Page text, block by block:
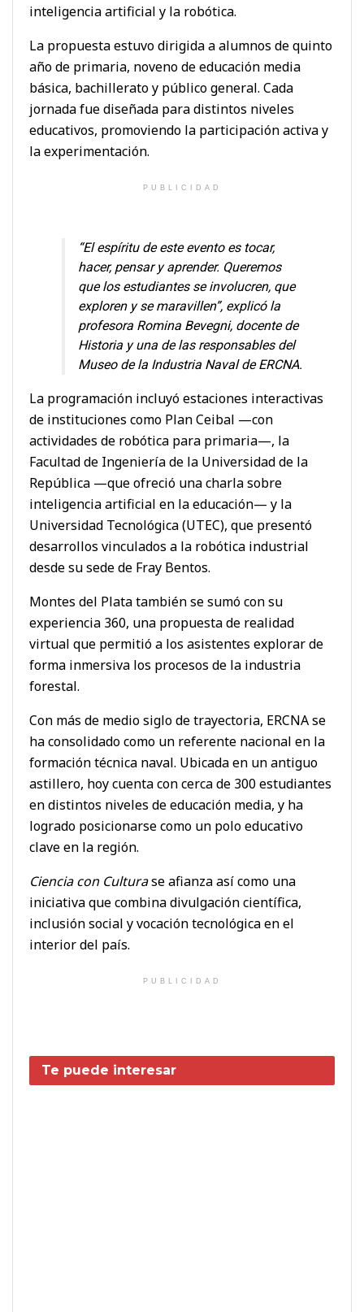
inteligencia artificial y la robótica.
La propuesta estuvo dirigida a alumnos de quinto
año de primaria, noveno de educación media
básica, bachillerato y público general. Cada
jornada fue diseñada para distintos niveles
educativos, promoviendo la participación activa y
la experimentación.
PUBLICIDAD
“El espíritu de este evento es tocar,
hacer, pensar y aprender. Queremos
que los estudiantes se involucren, que
exploren y se maravillen”, explicó la
profesora Romina Bevegni, docente de
Historia y una de las responsables del
Museo de la Industria Naval de ERCNA.
La programación incluyó estaciones interactivas
de instituciones como Plan Ceibal —con
actividades de robótica para primaria—, la
Facultad de Ingeniería de la Universidad de la
República —que ofreció una charla sobre
inteligencia artificial en la educación— y la
Universidad Tecnológica (UTEC), que presentó
desarrollos vinculados a la robótica industrial
desde su sede de Fray Bentos.
Montes del Plata también se sumó con su
experiencia 360, una propuesta de realidad
virtual que permitió a los asistentes explorar de
forma inmersiva los procesos de la industria
forestal.
Con más de medio siglo de trayectoria, ERCNA se
ha consolidado como un referente nacional en la
formación técnica naval. Ubicada en un antiguo
astillero, hoy cuenta con cerca de 300 estudiantes
en distintos niveles de educación media, y ha
logrado posicionarse como un polo educativo
clave en la región.
Ciencia con Culturase afianza así como una
iniciativa que combina divulgación científica,
inclusión social y vocación tecnológica en el
interior del país.
PUBLICIDAD
Te puede interesar